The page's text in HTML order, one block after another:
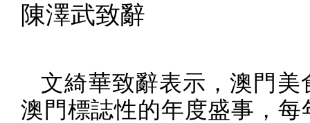
陳澤武致辭
文綺華致辭表示，澳門美
澳門標誌性的年度盛事，每